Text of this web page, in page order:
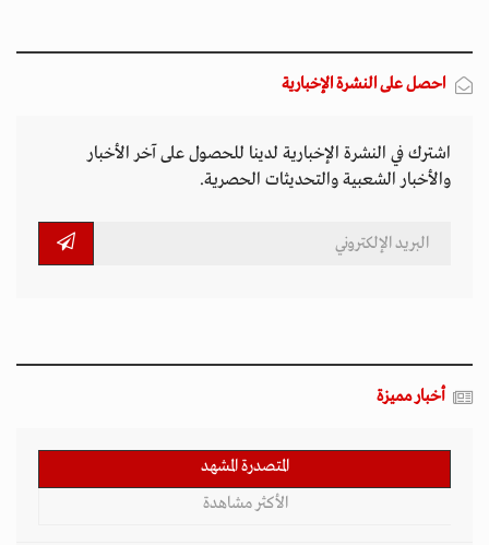
احصل على النشرة الإخبارية
اشترك في النشرة الإخبارية لدينا للحصول على آخر الأخبار
والأخبار الشعبية والتحديثات الحصرية.
أخبار مميزة
المتصدرة المشهد
الأكثر مشاهدة